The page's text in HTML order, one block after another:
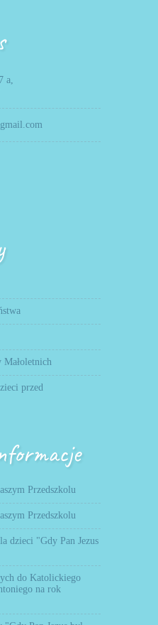
a,
Małoletnich
przed
Przedszkolu
Przedszkolu
dzieci "Gdy Pan Jezus
do Katolickiego
na rok